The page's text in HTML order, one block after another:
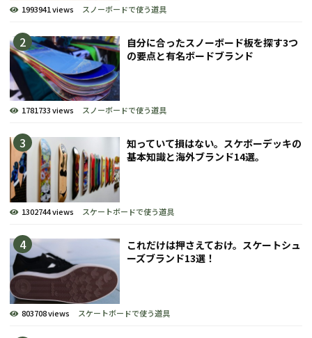
1993941 views スノーボードで使う道具
自分に合ったスノーボード板を探す3つ
の要点と有名ボードブランド
1781733 views スノーボードで使う道具
知っていて損はない。スケボーデッキの
基本知識と海外ブランド14選。
1302744 views スケートボードで使う道具
これだけは押さえておけ。スケートシュ
ーズブランド13選！
803708 views スケートボードで使う道具